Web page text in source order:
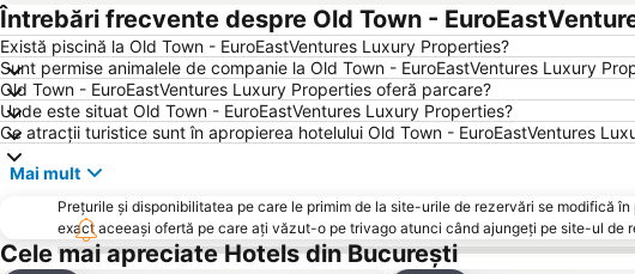
Întrebări frecvente despre Old Town -
Există piscină la Old Town - EuroEastVentures Luxury Properties?
Sunt permise animalele de companie la Old Town - EuroEastVentures Luxury
Old Town - EuroEastVentures Luxury Properties oferă parcare?
Unde este situat Old Town - EuroEastVentures Luxury Properties?
Ce atracții turistice sunt în apropierea hotelului Old Town - EuroEastVentures
Mai mult
Prețurile și disponibilitatea pe care le primim de la site-urile de rezervări se modifică
exact aceeași ofertă pe care ați văzut-o pe trivago atunci când ajungeți pe site-ul de
Cele mai apreciate Hotels din București